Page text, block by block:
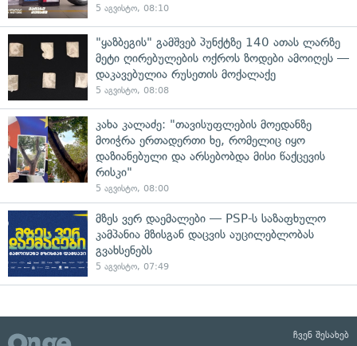
5 აგვისტო, 08:10
"ყაზბეგის" გამშვებ პუნქტზე 140 ათას ლარზე
მეტი ღირებულების ოქროს ზოდები ამოიღეს —
დაკავებულია რუსეთის მოქალაქე
5 აგვისტო, 08:08
კახა კალაძე: "თავისუფლების მოედანზე
მოიჭრა ერთადერთი ხე, რომელიც იყო
დაზიანებული და არსებობდა მისი წაქცევის
რისკი"
5 აგვისტო, 08:00
მზეს ვერ დაემალები — PSP-ს საზაფხულო
კამპანია მზისგან დაცვის აუცილებლობას
გვახსენებს
5 აგვისტო, 07:49
ჩვენ შესახებ